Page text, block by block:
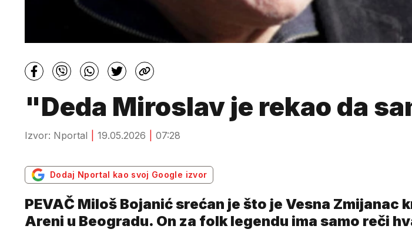
"Deda Miroslav je rekao da
Izvor: Nportal 19.05.2026 07:28
Dodaj Nportal kao svoj Google izvor
PEVAČ Miloš Bojanić srećan je što je Vesna
Areni u Beogradu. On za folk legendu ima samo reči